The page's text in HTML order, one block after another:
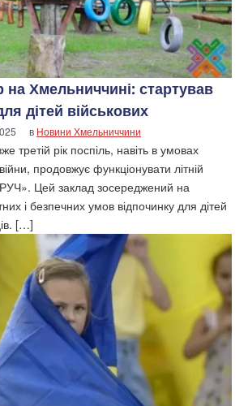
на Хмельниччині: стартував
дітей військових
в Новини Хмельниччини
третій рік поспіль, навіть в умовах
продовжує функціонувати літній
Цей заклад зосереджений на
і безпечних умов відпочинку для дітей
[…]